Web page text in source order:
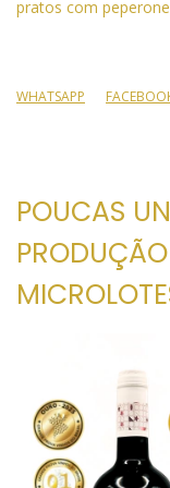
pratos com
WHATSAPP
POUCAS